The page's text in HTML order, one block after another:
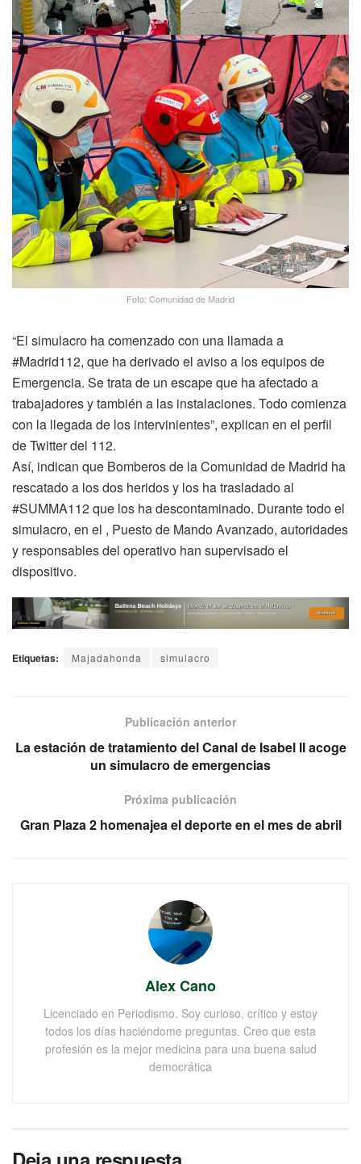
Foto: Comunidad de Madrid
“El simulacro ha comenzado con una llamada a
#Madrid112, que ha derivado el aviso a los equipos de
Emergencia. Se trata de un escape que ha afectado a
trabajadores y también a las instalaciones. Todo comienza
con la llegada de los intervinientes”, explican en el perfil
de Twitter del 112.
Así, indican que Bomberos de la Comunidad de Madrid ha
rescatado a los dos heridos y los ha trasladado al
#SUMMA112 que los ha descontaminado. Durante todo el
simulacro, en el , Puesto de Mando Avanzado, autoridades
y responsables del operativo han supervisado el
dispositivo.
Etiquetas: Majadahonda simulacro
Publicación anterior
La estación de tratamiento del Canal de Isabel II acoge
un simulacro de emergencias
Próxima publicación
Gran Plaza 2 homenajea el deporte en el mes de abril
Alex Cano
Licenciado en Periodismo. Soy curioso, crítico y estoy
todos los días haciéndome preguntas. Creo que esta
profesión es la mejor medicina para una buena salud
democrática